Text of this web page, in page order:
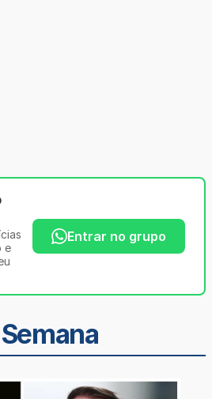
e
Entrar no grupo